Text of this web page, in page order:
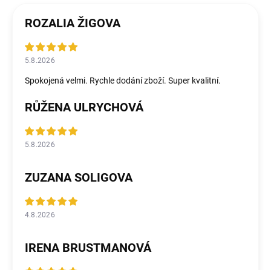
ROZALIA ŽIGOVA
5.8.2026
Spokojená velmi. Rychle dodání zboží. Super kvalitní.
RŮŽENA ULRYCHOVÁ
5.8.2026
ZUZANA SOLIGOVA
4.8.2026
IRENA BRUSTMANOVÁ